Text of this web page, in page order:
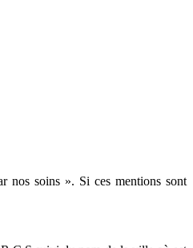
nos soins ». Si ces mentions sont